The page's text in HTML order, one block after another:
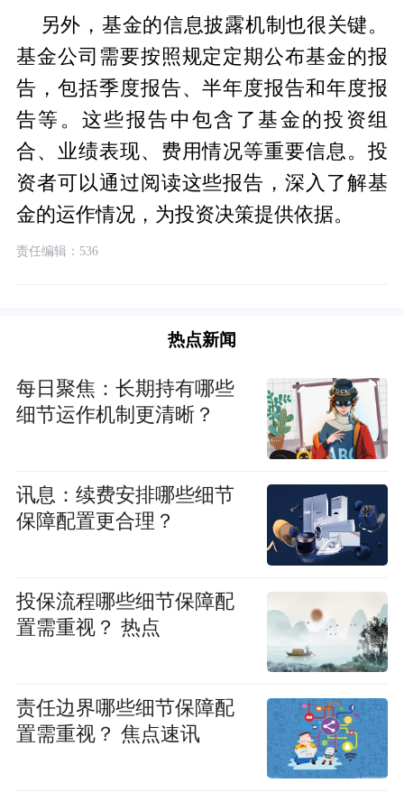
另外，基金的信息披露机制也很关键。
基金公司需要按照规定定期公布基金的报
告，包括季度报告、半年度报告和年度报
告等。这些报告中包含了基金的投资组
合、业绩表现、费用情况等重要信息。投
资者可以通过阅读这些报告，深入了解基
金的运作情况，为投资决策提供依据。
责任编辑：536
热点新闻
每日聚焦：长期持有哪些
细节运作机制更清晰？
讯息：续费安排哪些细节
保障配置更合理？
投保流程哪些细节保障配
置需重视？ 热点
责任边界哪些细节保障配
置需重视？ 焦点速讯